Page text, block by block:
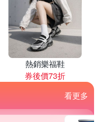
熱銷樂福鞋
券後價73折
看更多